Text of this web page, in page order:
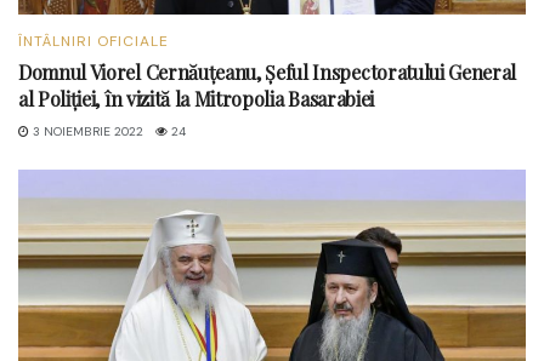
ÎNTÂLNIRI OFICIALE
Domnul Viorel Cernăuțeanu, Șeful Inspectoratului General
al Poliției, în vizită la Mitropolia Basarabiei
3 NOIEMBRIE 2022 24